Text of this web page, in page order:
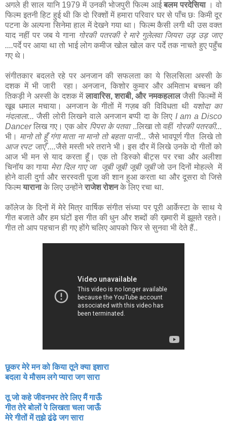
अगले ही साल यानि 1979 में उनकी भोजपुरी फिल्म आईबलम परदेसिया। वो
फिल्म इतनी हिट हुई थी कि दो रिक्शों में हमारा परिवार घर से पाँच छः किमी दूर
पटना के अल्पना सिनेमा हाल में देखने गया था। फिल्म कैसी लगी थी उस वक्त
याद नहीं पर जब ये गाना गोरकी पतरकी रे मारे गुलेलवा जियरा उड़ उड़ जाए
....पर्दे पर आया था तो भाई लोग कमीज खोल खोल कर पर्दे तक नाचते हुए पहुँच
गए थे।
संगीतकार बदलते रहे पर अनजान की सफलता का ये सिलसिला अस्सी के
दशक में भी जारी रहा। अनजान, किशोर कुमार और अमिताभ बच्चन की
तिकड़ी ने अस्सी के दशक मेंलावारिस, शराबी, और नमकहलालजैसी फिल्मों में
खूब धमाल मचाया। अनजान के गीतों में गज़ब की विविधता थी यशोदा का
नंदलाला... जैसी लोरी लिखने वाले अनजान बप्पी दा के लिए I am a Disco
Dancerलिख गए। एक ओर पिपरा के पतवा..लिखा तो वहीं गोरकी पतरकी...
भी। मानो तो हूँ गंगा माता ना मानो तो बहता पानी... जैसे भावपूर्ण गीत लिखे तो
आज रपट जाएँ ....जैसे मस्ती भरे तराने भी। इस दौर में लिखे उनके दो गीतों को
आज भी मन से याद करता हूँ। एक तो डिस्को बीट्स पर रचा और अलीशा
चिनॉय का गाया मेरा दिल गाए जा जूबी जूबी जूबी जूबीजो उन दिनों मोहल्ले में
होने वाली दुर्गा और सरस्वती पूजा की शान हुआ करता था और दूसरा वो जिसे
फिल्मयारानाके लिए उन्होंनेराजेश रोशनके लिए रचा था.
कॉलेज के दिनों में मेरे मित्र वार्षिक संगीत संध्या पर पूरी आर्केस्टा के साथ ये
गीत बजाते और हम घंटों इस गीत की धुन और शब्दों की ख़मारी में झूमते रहते।
गीत तो आप पहचान ही गए होंगे चलिए आपको फिर से सुनवा भी देते हैं..
छूकर मेरे मन को किया तूने क्या इशारा
बदला ये मौसम लगे प्यारा जग सारा
तू जो कहे जीवनभर तेरे लिए मैं गाऊँ
गीत तेरे बोलों पे लिखता चला जाऊँ
मेरे गीतों में तुझे ढूंढ़े जग सारा